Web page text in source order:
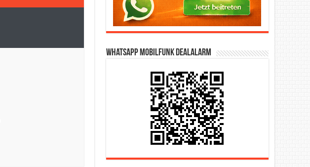
WhatsApp Mobilfunk DealAlarm